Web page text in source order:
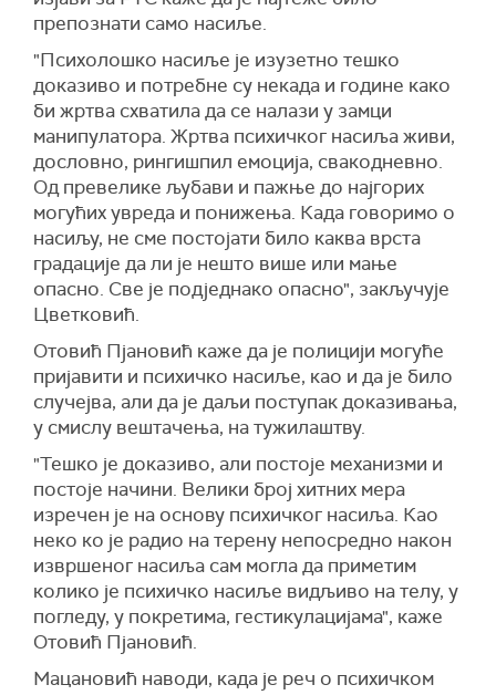
препознати само насиље.
"Психолошко насиље је изузетно тешко
доказиво и потребне су некада и године како
би жртва схватила да се налази у замци
манипулатора. Жртва психичког насиља живи,
дословно, рингишпил емоција, свакодневно.
Од превелике љубави и пажње до најгорих
могућих увреда и понижења. Када говоримо о
насиљу, не сме постојати било каква врста
градације да ли је нешто више или мање
опасно. Све је подједнако опасно", закључује
Цветковић.
Отовић Пјановић каже да је полицији могуће
пријавити и психичко насиље, као и да је било
случејва, али да је даљи поступак доказивања,
у смислу вештачења, натужилаштву.
"Тешко је доказиво, али постоје механизми и
постоје начини. Велики број хитних мера
изречен је на основу психичког насиља. Као
неко ко је радио на терену непосредно након
извршеног насиља сам моглада приметим
колико је психичко насиље видљиво на телу, у
погледу, у покретима, гестикулацијама", каже
Отовић Пјановић.
Мацановић наводи, када је реч о психичком